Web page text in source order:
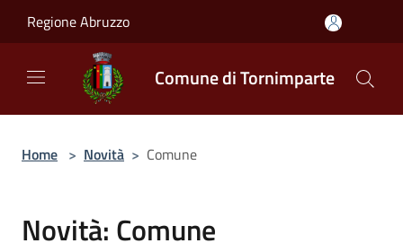
Regione Abruzzo
Comune di Tornimparte
Home > Novità > Comune
Novità: Comune